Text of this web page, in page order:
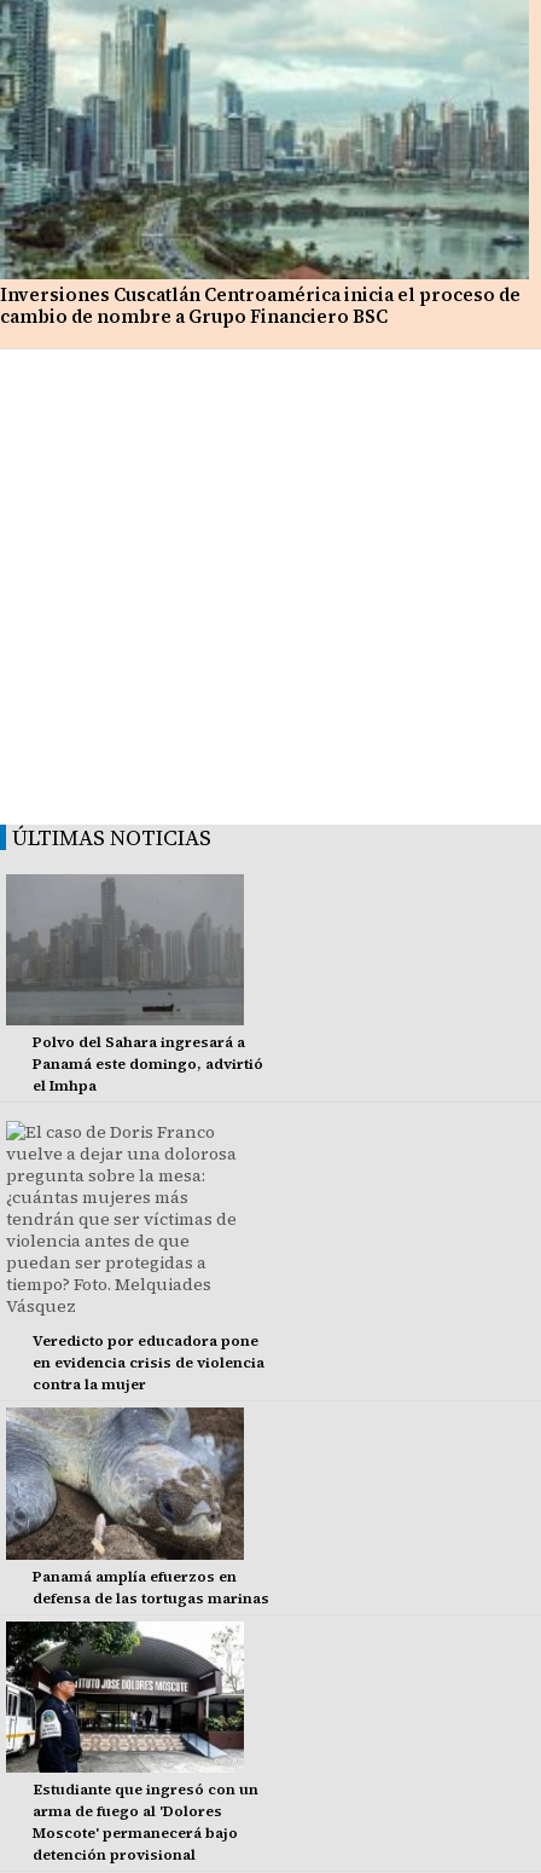
Inversiones Cuscatlán Centroamérica inicia el proceso de
cambio de nombre a Grupo Financiero BSC
ÚLTIMAS NOTICIAS
Polvo del Sahara ingresará a
Panamá este domingo, advirtió
el Imhpa
Veredicto por educadora pone
en evidencia crisis de violencia
contra la mujer
Panamá amplía efuerzos en
defensa de las tortugas marinas
Estudiante que ingresó con un
arma de fuego al 'Dolores
Moscote' permanecerá bajo
detención provisional